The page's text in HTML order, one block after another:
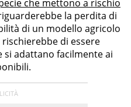
che mettono a rischio
la perdita di
di un modello agricolo
di essere
si adattano facilmente ai